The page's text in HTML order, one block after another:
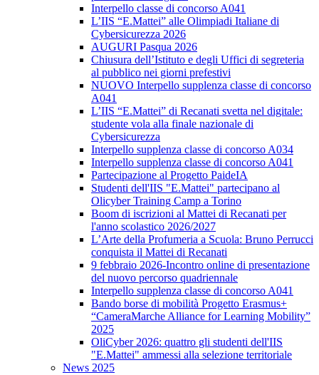
Interpello classe di concorso A041
L’IIS “E.Mattei” alle Olimpiadi Italiane di
Cybersicurezza 2026
AUGURI Pasqua 2026
Chiusura dell’Istituto e degli Uffici di segreteria
al pubblico nei giorni prefestivi
NUOVO Interpello supplenza classe di concorso
A041
L’IIS “E.Mattei” di Recanati svetta nel digitale:
studente vola alla finale nazionale di
Cybersicurezza
Interpello supplenza classe di concorso A034
Interpello supplenza classe di concorso A041
Partecipazione al Progetto PaideIA
Studenti dell'IIS "E.Mattei" partecipano al
Olicyber Training Camp a Torino
Boom di iscrizioni al Mattei di Recanati per
l'anno scolastico 2026/2027
L’Arte della Profumeria a Scuola: Bruno Perrucci
conquista il Mattei di Recanati
9 febbraio 2026-Incontro online di presentazione
del nuovo percorso quadriennale
Interpello supplenza classe di concorso A041
Bando borse di mobilità Progetto Erasmus+
“CameraMarche Alliance for Learning Mobility”
2025
OliCyber 2026: quattro gli studenti dell'IIS
"E.Mattei" ammessi alla selezione territoriale
News 2025